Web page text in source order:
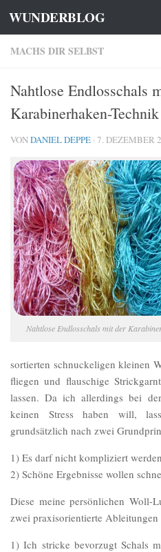
Zum Inhalt springen
WUNDERBLOG
MACHS DIR SELBST
Nahtlose Endlosschals
Karabinerhaken-Technik
VONDANIEL DEPPE · 7. DEZEMBER
Nahtlose Endlosschals mit der
sortierten schnuckeligen kleinen
fliegen und flauschige
lassen. Da ich allerdings bei
keinen Stress haben will,
grundsätzlich nach zwei
1) Es darf nicht kompliziert
2) Schöne Ergebnisse wollen
Diese meine persönlichen Woll-
zwei praxisorientierte Ableitungen
1) Ich stricke bevorzugt Schals